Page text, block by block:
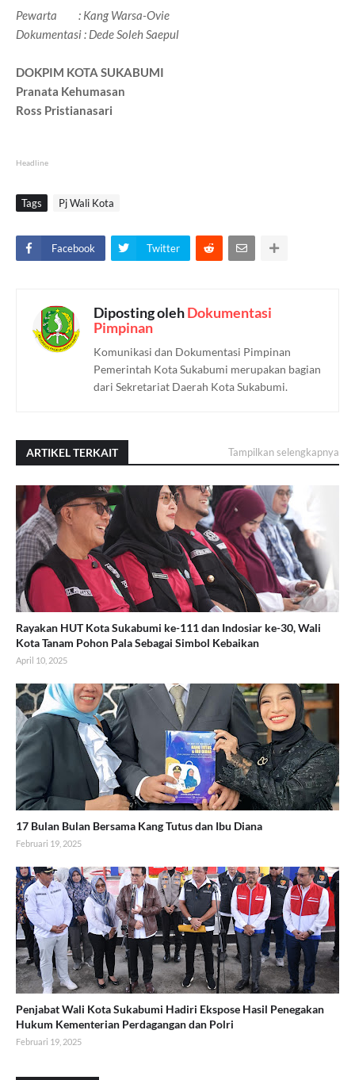
Pewarta : Kang Warsa-Ovie
Dokumentasi : Dede Soleh Saepul
DOKPIM KOTA SUKABUMI
Pranata Kehumasan
Ross Pristianasari
Headline
Tags Pj Wali Kota
Facebook Twitter
Diposting olehDokumentasi
Pimpinan
Komunikasi dan Dokumentasi Pimpinan
Pemerintah Kota Sukabumi merupakan bagian
dari Sekretariat Daerah Kota Sukabumi.
ARTIKEL TERKAIT Tampilkan selengkapnya
Rayakan HUT Kota Sukabumi ke-111 dan Indosiar ke-30, Wali
Kota Tanam Pohon Pala Sebagai Simbol Kebaikan
April 10, 2025
17 Bulan Bulan Bersama Kang Tutus dan Ibu Diana
Februari 19, 2025
Penjabat Wali Kota Sukabumi Hadiri Ekspose Hasil Penegakan
Hukum Kementerian Perdagangan dan Polri
Februari 19, 2025